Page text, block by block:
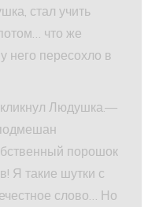
стал учить
что же
него пересохло в
Людушка.—
порошок
Я такие шутки с
слово… Но